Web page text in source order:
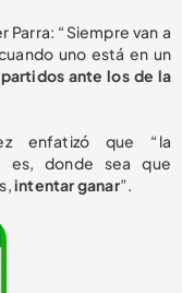
Parra: “Siempre van a
uno está en un
ante los de la
enfatizó que “la
es, donde sea que
intentar ganar”.